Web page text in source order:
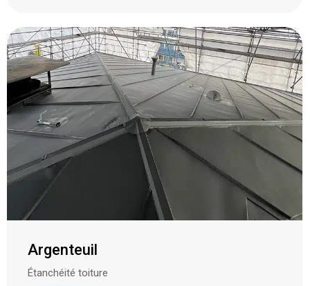
Argenteuil
Étanchéité toiture